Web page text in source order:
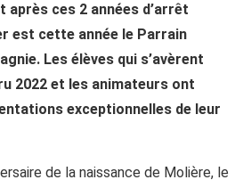
après ces 2 années d’arrêt
est cette année le Parrain
Les élèves qui s’avèrent
2022 et les animateurs ont
exceptionnelles de leur
de la naissance de Molière, le